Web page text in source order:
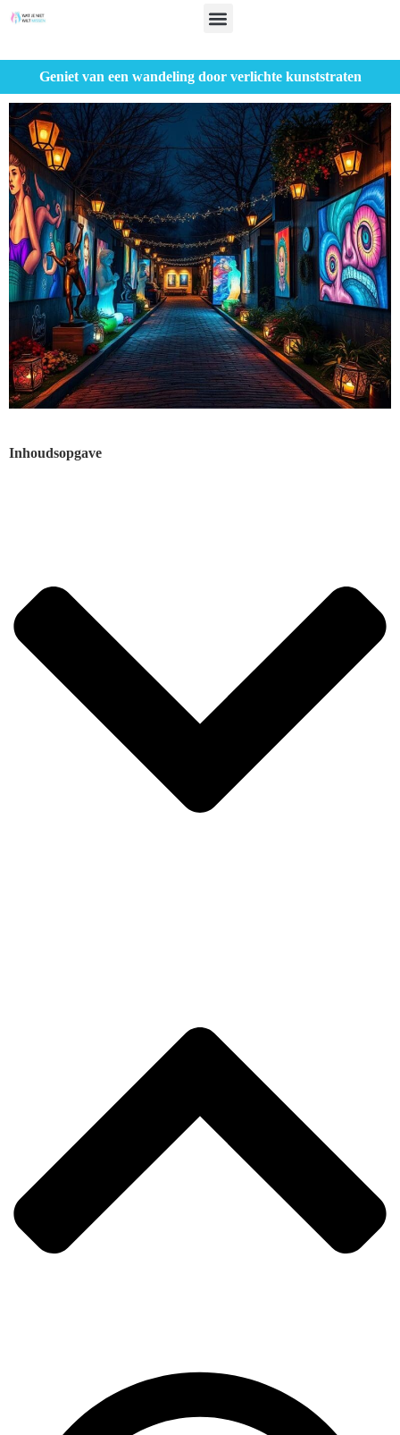
Geniet van een wandeling door verlichte kunststraten
Inhoudsopgave